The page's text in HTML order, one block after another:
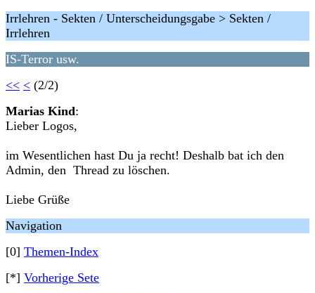
Irrlehren - Sekten / Unterscheidungsgabe > Sekten /
Irrlehren
IS-Terror usw.
<< < (2/2)
Marias Kind:
Lieber Logos,
im Wesentlichen hast Du ja recht! Deshalb bat ich den
Admin, den Thread zu löschen.
Liebe Grüße
Navigation
[0] Themen-Index
[*] Vorherige Sete